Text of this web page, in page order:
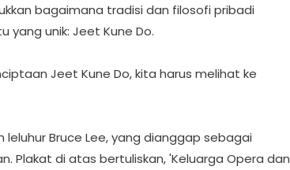
bagaimana tradisi dan filosofi pribadi
unik: Jeet Kune Do.
Jeet Kune Do, kita harus melihat ke
Bruce Lee, yang dianggap sebagai
Plakat di atas bertuliskan, 'Keluarga Opera dan